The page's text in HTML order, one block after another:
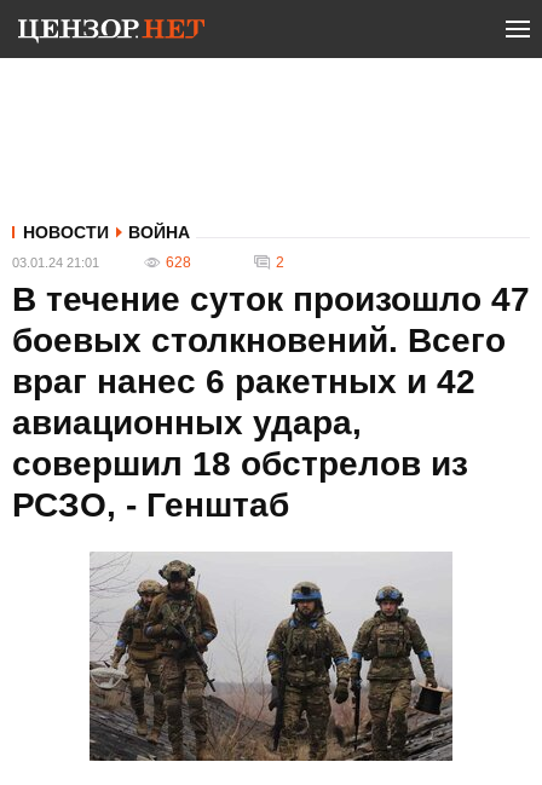
НОВОСТИ ВОЙНА
03.01.24 21:01 628 2
В течение суток произошло 47
боевых столкновений. Всего
враг нанес 6 ракетных и 42
авиационных удара,
совершил 18 обстрелов из
РСЗО, - Генштаб